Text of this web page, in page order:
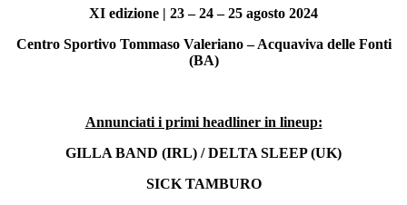
XI edizione | 23 – 24 – 25 agosto 2024
Centro Sportivo Tommaso Valeriano – Acquaviva delle Fonti
(BA)
Annunciati i primi headliner in lineup:
GILLA BAND (IRL) / DELTA SLEEP (UK)
SICK TAMBURO